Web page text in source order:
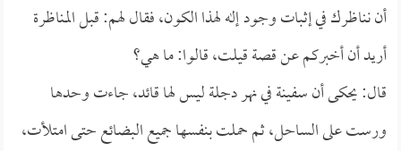
أن نناظرك في إثبات وجود إله لهذا الكون، فقال لهم: قبل المناظرة
أريد أن أخبركم عن قصة قيلت، قالوا: ما هي؟
قال: يحكى أن سفينة في نهر دجلة ليس لها قائد، جاءت وحدها
ورست على الساحل، ثم حملت بنفسها جميع البضائع حتى امتلأت،